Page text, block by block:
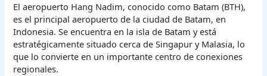
El aeropuerto Hang Nadim, conocido como Batam (BTH),
es el principal aeropuerto de la ciudad de Batam, en
Indonesia. Se encuentra en la isla de Batam y está
estratégicamente situado cerca de Singapur y Malasia, lo
que lo convierte en un importante centro de conexiones
regionales.